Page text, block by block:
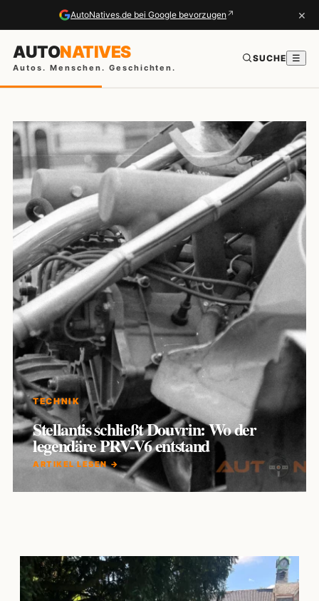
AutoNatives.de bei Google bevorzugen ↗ ×
AUTONATIVES
Autos. Menschen. Geschichten.
SUCHE ☰
TECHNIK
Stellantis schließt Douvrin: Wo der
legendäre PRV-V6 entstand
ARTIKEL LESEN →